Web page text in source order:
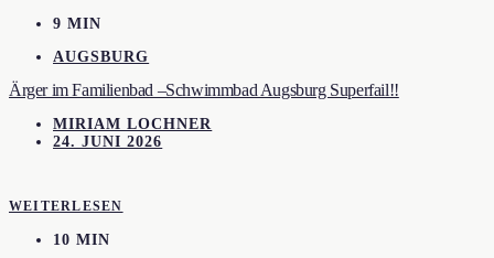
9 MIN
AUGSBURG
Ärger im Familienbad –Schwimmbad Augsburg Superfail!!
MIRIAM LOCHNER
24. JUNI 2026
WEITERLESEN
10 MIN